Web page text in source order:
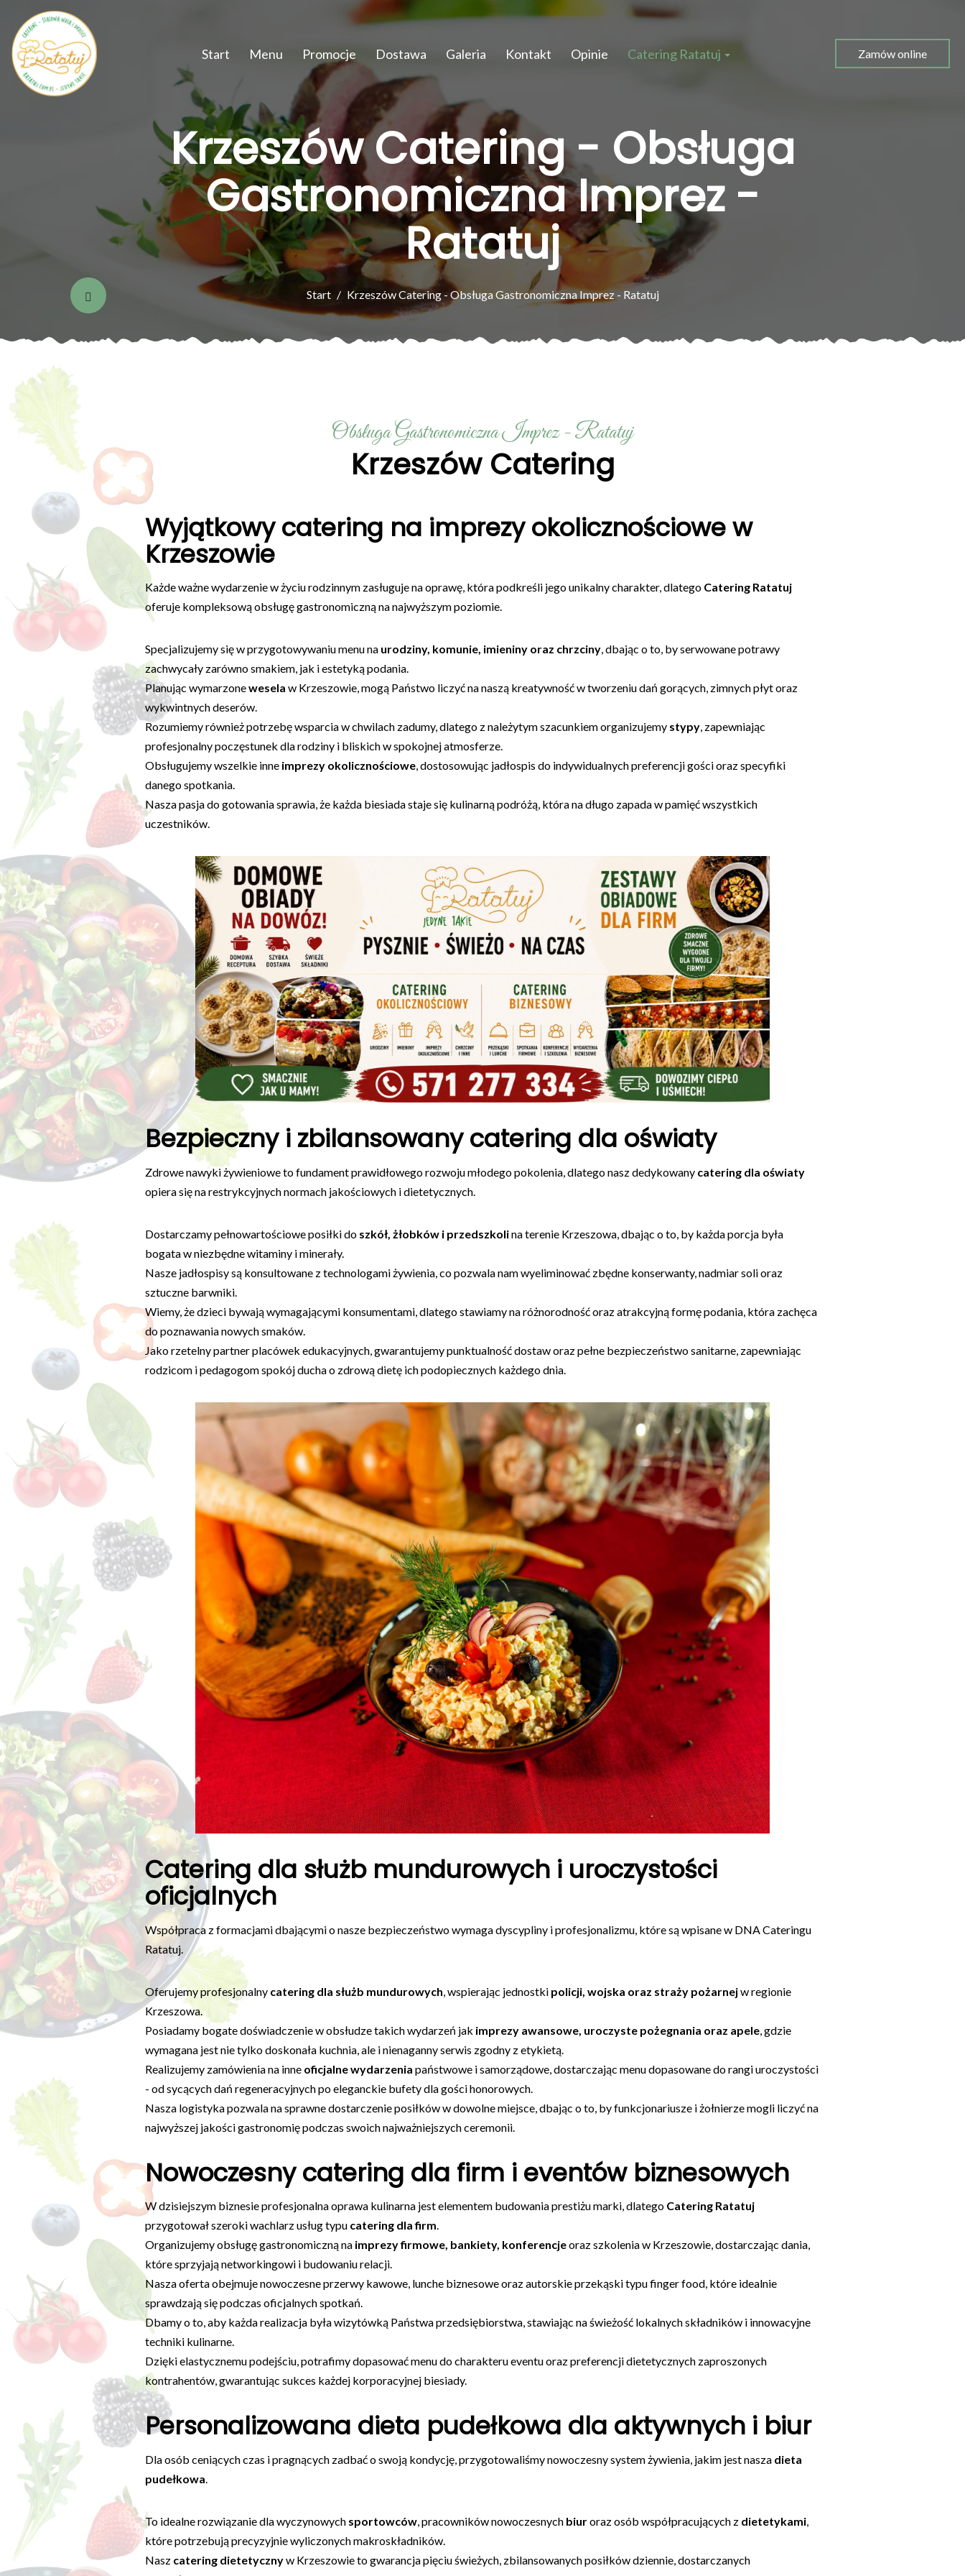
Start Menu Promocje Dostawa Galeria Kontakt Opinie Catering Ratatuj Zamów online
Krzeszów Catering - Obsługa
Gastronomiczna Imprez -
Ratatuj
Start Krzeszów Catering - Obsługa Gastronomiczna Imprez - Ratatuj
Obsługa Gastronomiczna Imprez - Ratatuj
Krzeszów Catering
Wyjątkowy catering na imprezy okolicznościowe w
Krzeszowie
Każde ważne wydarzenie w życiu rodzinnym zasługuje na oprawę, która podkreśli jego unikalny charakter, dlatego Catering Ratatuj
oferuje kompleksową obsługę gastronomiczną na najwyższym poziomie.
Specjalizujemy się w przygotowywaniu menu na urodziny, komunie, imieniny oraz chrzciny, dbając o to, by serwowane potrawy
zachwycały zarówno smakiem, jak i estetyką podania.
Planując wymarzonewesela w Krzeszowie, mogą Państwo liczyć na naszą kreatywność w tworzeniu dań gorących, zimnych płyt oraz
wykwintnych deserów.
Rozumiemy również potrzebę wsparcia w chwilach zadumy, dlatego z należytym szacunkiem organizujemy stypy, zapewniając
profesjonalny poczęstunek dla rodziny i bliskich w spokojnej atmosferze.
Obsługujemy wszelkie inne imprezy okolicznościowe, dostosowując jadłospis do indywidualnych preferencji gości oraz specyfiki
danego spotkania.
Nasza pasja do gotowania sprawia, że każda biesiada staje się kulinarną podróżą, która na długo zapada w pamięć wszystkich
uczestników.
Bezpieczny i zbilansowany catering dla oświaty
Zdrowe nawyki żywieniowe to fundament prawidłowego rozwoju młodego pokolenia, dlatego nasz dedykowany catering dla oświaty
opiera się na restrykcyjnych normach jakościowych i dietetycznych.
Dostarczamy pełnowartościowe posiłki do szkół, żłobków i przedszkolina terenie Krzeszowa, dbając o to, by każda porcja była
bogata w niezbędne witaminy i minerały.
Nasze jadłospisy są konsultowane z technologami żywienia, co pozwala nam wyeliminować zbędne konserwanty, nadmiar soli oraz
sztuczne barwniki.
Wiemy, że dzieci bywają wymagającymi konsumentami, dlatego stawiamy na różnorodność oraz atrakcyjną formę podania, która zachęca
do poznawania nowych smaków.
Jako rzetelny partner placówek edukacyjnych, gwarantujemy punktualność dostaw oraz pełne bezpieczeństwo sanitarne, zapewniając
rodzicom i pedagogom spokój ducha o zdrową dietę ich podopiecznych każdego dnia.
Catering dla służb mundurowych i uroczystości
oficjalnych
Współpraca z formacjami dbającymi o nasze bezpieczeństwo wymaga dyscypliny i profesjonalizmu, które są wpisane w DNA Cateringu
Ratatuj.
Oferujemy profesjonalny catering dla służb mundurowych , wspierając jednostki policji, wojska oraz straży pożarnejw regionie
Krzeszowa.
Posiadamy bogate doświadczenie w obsłudze takich wydarzeń jak imprezy awansowe, uroczyste pożegnania oraz apele , gdzie
wymagana jest nie tylko doskonała kuchnia, ale i nienaganny serwis zgodny z etykietą.
Realizujemy zamówienia na inne oficjalne wydarzenia państwowe i samorządowe, dostarczając menu dopasowane do rangi uroczystości
- od sycących dań regeneracyjnych po eleganckie bufety dla gości honorowych.
Nasza logistyka pozwala na sprawne dostarczenie posiłków w dowolne miejsce, dbając o to, by funkcjonariusze i żołnierze mogli liczyć na
najwyższej jakości gastronomię podczas swoich najważniejszych ceremonii.
Nowoczesny catering dla firm i eventów biznesowych
W dzisiejszym biznesie profesjonalna oprawa kulinarna jest elementem budowania prestiżu marki, dlatego Catering Ratatuj
przygotował szeroki wachlarz usług typu catering dla firm.
Organizujemy obsługę gastronomiczną na imprezy firmowe, bankiety, konferencjeoraz szkolenia w Krzeszowie, dostarczając dania,
które sprzyjają networkingowi i budowaniu relacji.
Nasza oferta obejmuje nowoczesne przerwy kawowe, lunche biznesowe oraz autorskie przekąski typu finger food, które idealnie
sprawdzają się podczas oficjalnych spotkań.
Dbamy o to, aby każda realizacja była wizytówką Państwa przedsiębiorstwa, stawiając na świeżość lokalnych składników i innowacyjne
techniki kulinarne.
Dzięki elastycznemu podejściu, potrafimy dopasować menu do charakteru eventu oraz preferencji dietetycznych zaproszonych
kontrahentów, gwarantując sukces każdej korporacyjnej biesiady.
Personalizowana dieta pudełkowa dla aktywnych i biur
Dla osób ceniących czas i pragnących zadbać o swoją kondycję, przygotowaliśmy nowoczesny system żywienia, jakim jest nasza dieta
pudełkowa
To idealne rozwiązanie dla wyczynowych sportowców , pracowników nowoczesnych biuroraz osób współpracujących z dietetykami
które potrzebują precyzyjnie wyliczonych makroskładników.
Nasz catering dietetycznyw Krzeszowie to gwarancja pięciu świeżych, zbilansowanych posiłków dziennie, dostarczanych